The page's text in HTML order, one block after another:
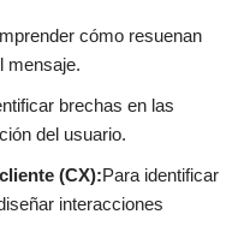
cómo resuenan
mensaje.
brechas en las
del usuario.
(CX):Para identificar
interacciones